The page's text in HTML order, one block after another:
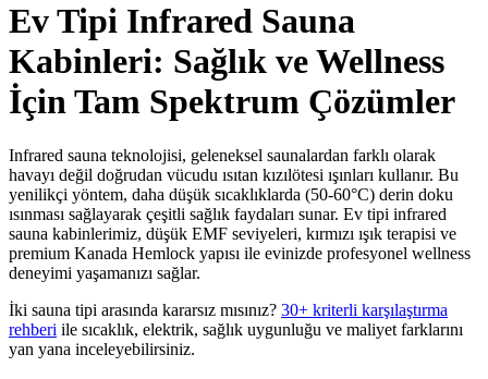
Ev Tipi Infrared Sauna
Kabinleri: Sağlık ve Wellness
İçin Tam Spektrum Çözümler
Infrared sauna teknolojisi, geleneksel saunalardan farklı olarak
havayı değil doğrudan vücudu ısıtan kızılötesi ışınları kullanır. Bu
yenilikçi yöntem, daha düşük sıcaklıklarda (50-60°C) derin doku
ısınması sağlayarak çeşitli sağlık faydaları sunar. Ev tipi infrared
sauna kabinlerimiz, düşük EMF seviyeleri, kırmızı ışık terapisi ve
premium Kanada Hemlock yapısı ile evinizde profesyonel wellness
deneyimi yaşamanızı sağlar.
İki sauna tipi arasında kararsız mısınız? 30+ kriterli karşılaştırma
rehberi ile sıcaklık, elektrik, sağlık uygunluğu ve maliyet farklarını
yan yana inceleyebilirsiniz.